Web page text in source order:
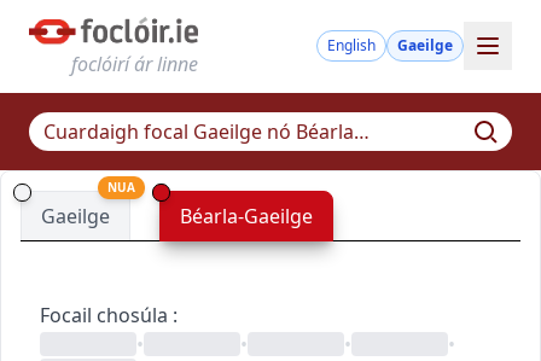
foclóirí ár linne
English Gaeilge
Gaeilge
NUA
Béarla-Gaeilge
Focail chosúla :
•
• • •